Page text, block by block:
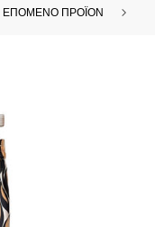
ΕΠΌΜΕΝΟ ΠΡΟΪΌΝ